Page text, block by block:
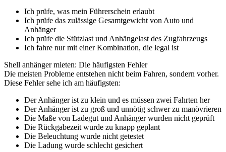
Ich prüfe, was mein Führerschein erlaubt
Ich prüfe das zulässige Gesamtgewicht von Auto und
Anhänger
Ich prüfe die Stützlast und Anhängelast des Zugfahrzeugs
Ich fahre nur mit einer Kombination, die legal ist
Shell anhänger mieten: Die häufigsten Fehler
Die meisten Probleme entstehen nicht beim Fahren, sondern vorher.
Diese Fehler sehe ich am häufigsten:
Der Anhänger ist zu klein und es müssen zwei Fahrten her
Der Anhänger ist zu groß und unnötig schwer zu manövrieren
Die Maße von Ladegut und Anhänger wurden nicht geprüft
Die Rückgabezeit wurde zu knapp geplant
Die Beleuchtung wurde nicht getestet
Die Ladung wurde schlecht gesichert